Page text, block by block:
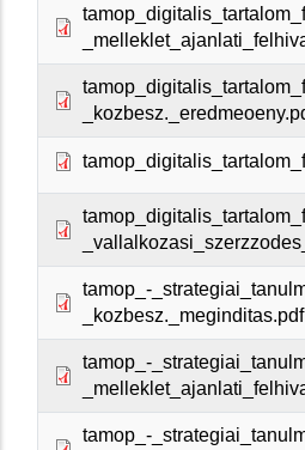
tamop_-
_kozbesz._meginditas.pdf
tamop_-
tamop_-